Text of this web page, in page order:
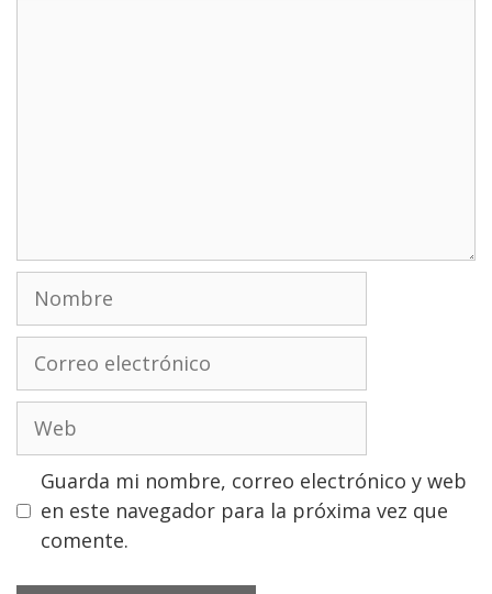
Nombre
electrónico
Guarda mi nombre, correo electrónico y web
en este navegador para la próxima vez que
comente.